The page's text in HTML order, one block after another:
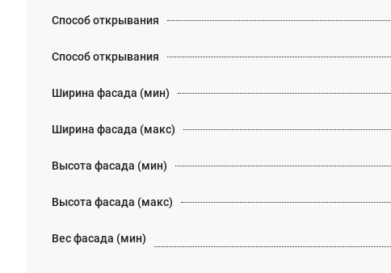
Способ открывания
Способ открывания
Ширина фасада (мин)
Ширина фасада (макс)
Высота фасада (мин)
Высота фасада (макс)
Вес фасада (мин)